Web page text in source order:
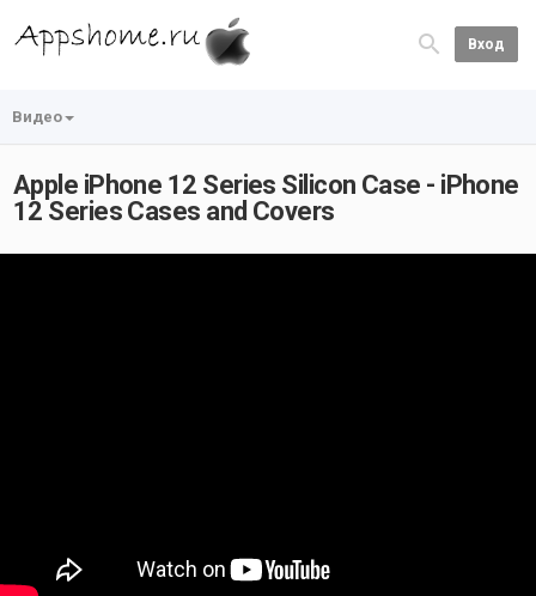
Вход
Видео
Apple iPhone 12 Series Silicon Case - iPhone
12 Series Cases and Covers